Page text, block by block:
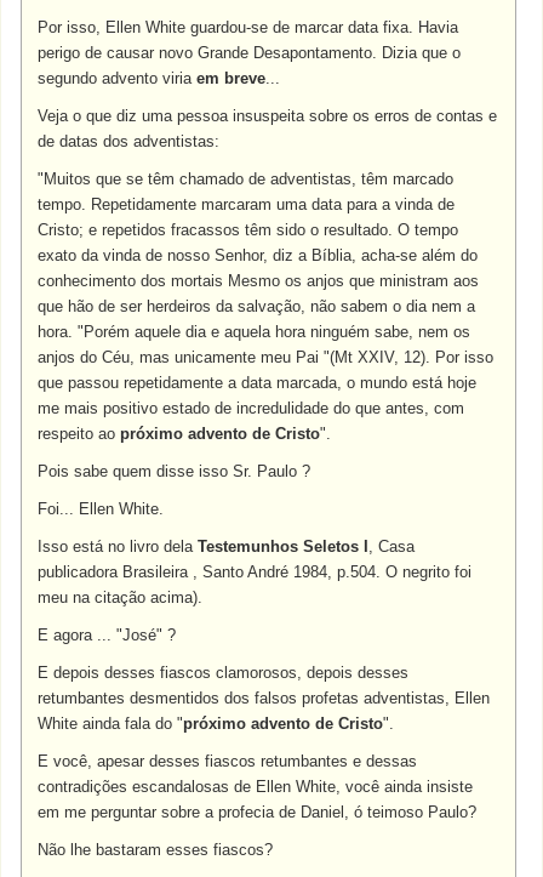
Por isso, Ellen White guardou-se de marcar data fixa. Havia
perigo de causar novo Grande Desapontamento. Dizia que o
segundo advento viriaem breve...
Veja o que diz uma pessoa insuspeita sobre os erros de contas e
de datas dos adventistas:
"Muitos que se têm chamado de adventistas, têm marcado
tempo. Repetidamente marcaram uma data para a vinda de
Cristo; e repetidos fracassos têm sido o resultado. O tempo
exato da vinda de nosso Senhor, diz a Bíblia, acha-se além do
conhecimento dos mortais Mesmo os anjos que ministram aos
que hão de ser herdeiros da salvação, não sabem o dia nem a
hora. "Porém aquele dia e aquela hora ninguém sabe, nem os
anjos do Céu, mas unicamente meu Pai "(Mt XXIV, 12). Por isso
que passou repetidamente a data marcada, o mundo está hoje
me mais positivo estado de incredulidade do que antes, com
respeito aopróximo advento de Cristo".
Pois sabe quem disse isso Sr. Paulo ?
Foi... Ellen White.
Isso está no livro delaTestemunhos Seletos I , Casa
publicadora Brasileira , Santo André 1984, p.504. O negrito foi
meu na citação acima).
E agora ... "José" ?
E depois desses fiascos clamorosos, depois desses
retumbantes desmentidos dos falsos profetas adventistas, Ellen
White ainda fala do "próximo advento de Cristo".
E você, apesar desses fiascos retumbantes e dessas
contradições escandalosas de Ellen White, você ainda insiste
em me perguntar sobre a profecia de Daniel, ó teimoso Paulo?
Não lhe bastaram esses fiascos?